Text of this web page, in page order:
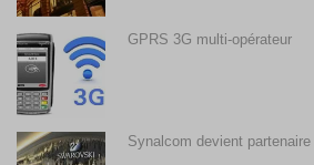
GPRS 3G multi-opérateur
Synalcom devient